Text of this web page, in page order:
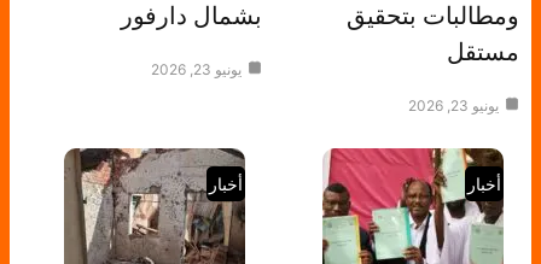
ومطالبات بتحقيق
مستقل
يونيو 23, 2026
بشمال دارفور
يونيو 23, 2026
أخبار أخبار